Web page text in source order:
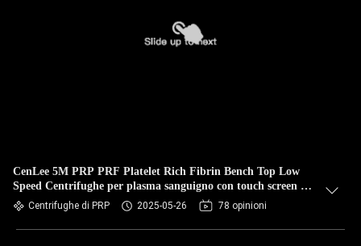
CenLee 5M PRP PRF Platelet Rich Fibrin Bench Top Low
Speed Centrifughe per plasma sanguigno con touch screen da
5 pollici e pulsanti
Centrifughe di PRP 2025-05-26 78 opinioni